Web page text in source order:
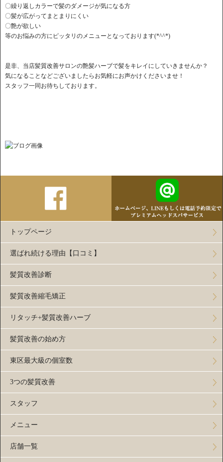
〇繰り返しカラーで髪のダメージが気になる方
〇髪が広がってまとまりにくい
〇艶が欲しい
等のお悩みの方にピッタリのメニューとなっております(*^^*)
是非、当店髪質改善サロンの艶髪ハーブで髪をキレイにしていきませんか？
気になることなどございましたらお気軽にお声かけくださいませ！
スタッフ一同お待ちしております。
トップページ
選ばれ続ける理由【口コミ】
髪質改善診断
髪質改善縮毛矯正
リタッチ+髪質改善ハーブ
髪質改善の始め方
東区最大級の個室数
3つの髪質改善
スタッフ
メニュー
店舗一覧